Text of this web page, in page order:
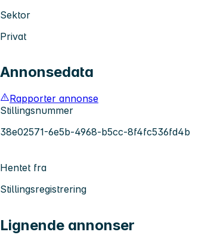
Sektor
Privat
Annonsedata
Rapporter annonse
Stillingsnummer
38e02571-6e5b-4968-b5cc-8f4fc536fd4b
Hentet fra
Stillingsregistrering
Lignende annonser